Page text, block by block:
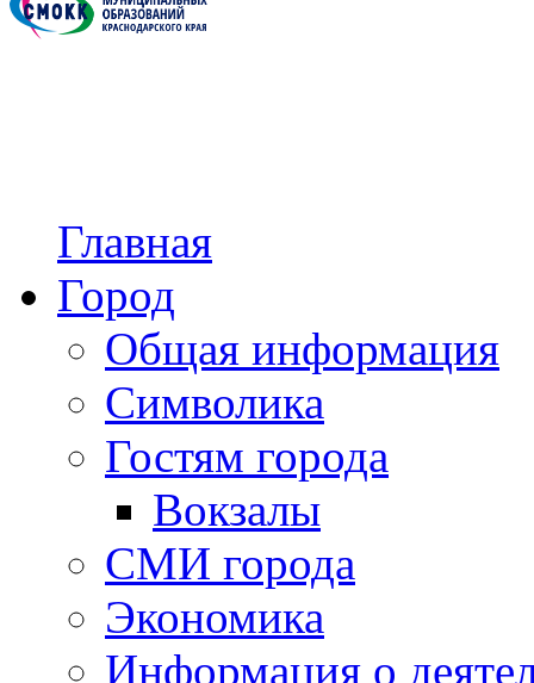
Главная
Город
Общая информация
Символика
Гостям города
Вокзалы
СМИ города
Экономика
Информация о